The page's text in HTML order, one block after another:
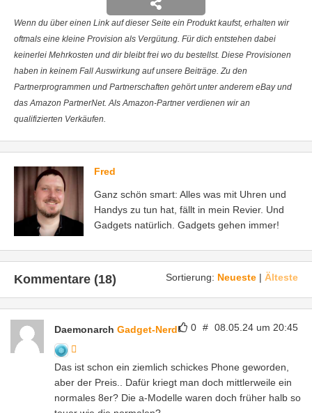
Wenn du über einen Link auf dieser Seite ein Produkt kaufst, erhalten wir
oftmals eine kleine Provision als Vergütung. Für dich entstehen dabei
keinerlei Mehrkosten und dir bleibt frei wo du bestellst. Diese Provisionen
haben in keinem Fall Auswirkung auf unsere Beiträge. Zu den
Partnerprogrammen und Partnerschaften gehört unter anderem eBay und
das Amazon PartnerNet. Als Amazon-Partner verdienen wir an
qualifizierten Verkäufen.
Fred
Ganz schön smart: Alles was mit Uhren und
Handys zu tun hat, fällt in mein Revier. Und
Gadgets natürlich. Gadgets gehen immer!
Sortierung: Neueste | Älteste
Kommentare (18)
0 # 08.05.24 um 20:45
Daemonarch Gadget-Nerd
Das ist schon ein ziemlich schickes Phone geworden,
aber der Preis.. Dafür kriegt man doch mittlerweile ein
normales 8er? Die a-Modelle waren doch früher halb so